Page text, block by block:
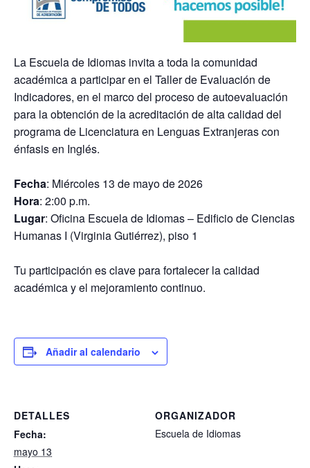
La Escuela de Idiomas invita a toda la comunidad
académica a participar en el Taller de Evaluación de
Indicadores, en el marco del proceso de autoevaluación
para la obtención de la acreditación de alta calidad del
programa de Licenciatura en Lenguas Extranjeras con
énfasis en Inglés.
Fecha: Miércoles 13 de mayo de 2026
Hora: 2:00 p.m.
Lugar: Oficina Escuela de Idiomas – Edificio de Ciencias
Humanas I (Virginia Gutiérrez), piso 1
Tu participación es clave para fortalecer la calidad
académica y el mejoramiento continuo.
Añadir al calendario
DETALLES
Fecha:
mayo 13
ORGANIZADOR
Escuela de Idiomas